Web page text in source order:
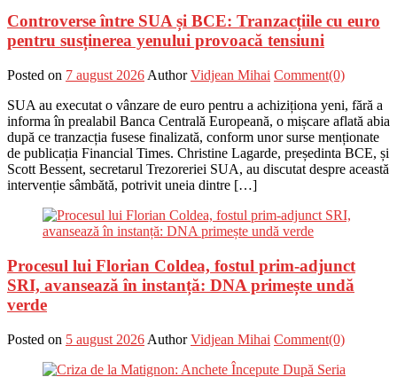
Controverse între SUA și BCE: Tranzacțiile cu euro
pentru susținerea yenului provoacă tensiuni
Posted on 7 august 2026 Author Vidjean Mihai Comment(0)
SUA au executat o vânzare de euro pentru a achiziționa yeni, fără a
informa în prealabil Banca Centrală Europeană, o mișcare aflată abia
după ce tranzacția fusese finalizată, conform unor surse menționate
de publicația Financial Times. Christine Lagarde, președinta BCE, și
Scott Bessent, secretarul Trezoreriei SUA, au discutat despre această
intervenție sâmbătă, potrivit uneia dintre […]
Procesul lui Florian Coldea, fostul prim-adjunct
SRI, avansează în instanță: DNA primește undă
verde
Posted on 5 august 2026 Author Vidjean Mihai Comment(0)